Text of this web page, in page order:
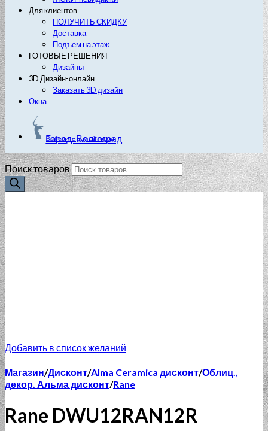
Для клиентов
ПОЛУЧИТЬ СКИДКУ
Доставка
Подъем на этаж
ГОТОВЫЕ РЕШЕНИЯ
Дизайны
3D Дизайн-онлайн
Заказать 3D дизайн
Окна
Город: Волгоград
Выберите другой город
Поиск товаров
Добавить в список желаний
Магазин/Дисконт/Alma Ceramica дисконт/Облиц.,
декор. Альма дисконт/Rane
Rane DWU12RAN12R